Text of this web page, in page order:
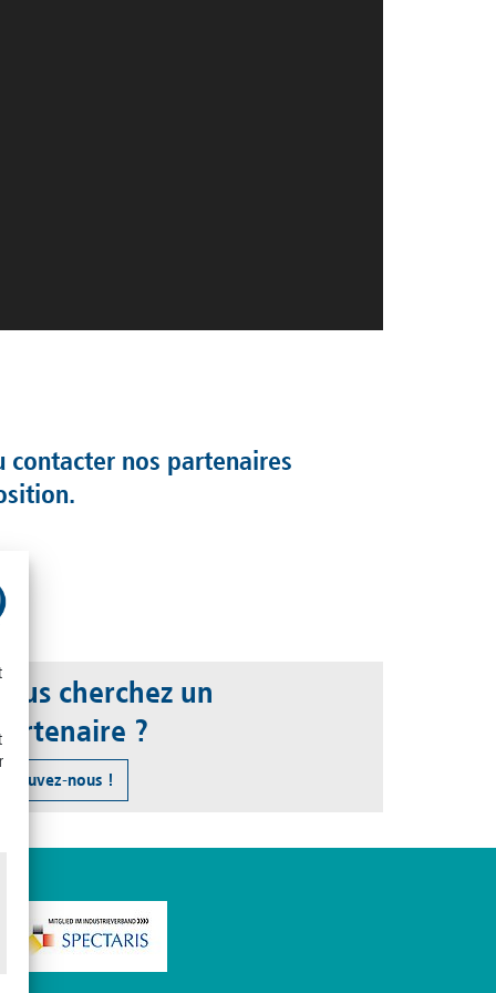
contacter nos partenaires
Vous cherchez un
?
Trouvez-nous !